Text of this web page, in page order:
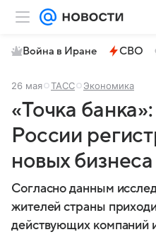
Война в Иране СВО
26 мая ТАСС Экономика
«Точка
России
новых бизнеса
Согласно данным
жителей страны
действующих компаний